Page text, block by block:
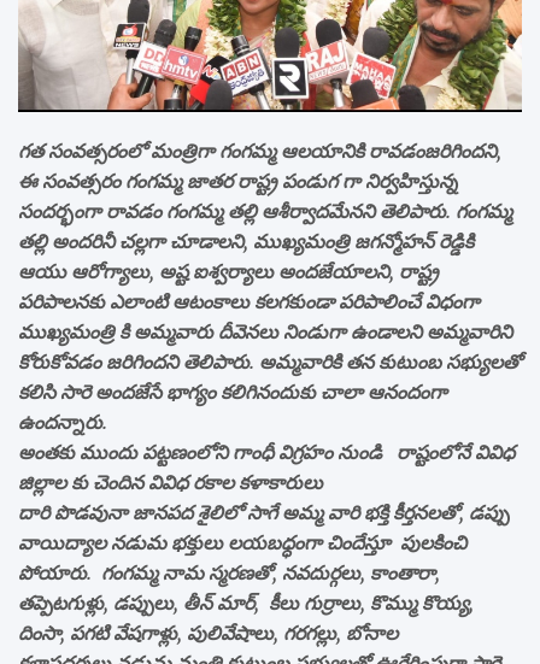
గత సంవత్సరంలో మంత్రిగా గంగమ్మ ఆలయానికి రావడంజరిగిందని,
ఈ సంవత్సరం గంగమ్మ జాతర రాష్ట్ర పండుగ గా నిర్వహిస్తున్న
సందర్భంగా రావడం గంగమ్మ తల్లి ఆశీర్వాదమేనని తెలిపారు. గంగమ్మ
తల్లి అందరినీ చల్లగా చూడాలని, ముఖ్యమంత్రి జగన్మోహన్ రెడ్డికి
ఆయు ఆరోగ్యాలు, అష్ట ఐశ్వర్యాలు అందజేయాలని, రాష్ట్ర
పరిపాలనకు ఎలాంటి ఆటంకాలు కలగకుండా పరిపాలించే విధంగా
ముఖ్యమంత్రి కి అమ్మవారు దీవెనలు నిండుగా ఉండాలని అమ్మవారిని
కోరుకోవడం జరిగిందని తెలిపారు. అమ్మవారికి తన కుటుంబ సభ్యులతో
కలిసి సారె అందజేసే భాగ్యం కలిగినందుకు చాలా ఆనందంగా
ఉందన్నారు.
అంతకు ముందు పట్టణంలోని గాంధీ విగ్రహం నుండి రాష్టంలోనే వివిధ
జిల్లాల కు చెందిన వివిధ రకాల కళాకారులు
దారి పొడవునా జానపద శైలిలో సాగే అమ్మ వారి భక్తి కీర్తనలతో, డప్పు
వాయిద్యాల నడుమ భక్తులు లయబధ్ధంగా చిందేస్తూ పులకించి
పోయారు. గంగమ్మ నామ స్మరణతో, నవదుర్గలు, కాంతారా,
తప్పెటగుళ్లు, డప్పులు, తీన్ మార్, కీలు గుర్రాలు, కొమ్ము కొయ్య,
దింసా, పగటి వేషగాళ్లు, పులివేషాలు, గరగల్లు, బోనాల